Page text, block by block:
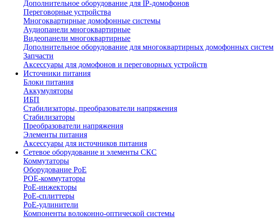
Дополнительное оборудование для IP-домофонов
Переговорные устройства
Многоквартирные домофонные системы
Аудиопанели многоквартирные
Видеопанели многоквартирные
Дополнительное оборудование для многоквартирных домофонных систем
Запчасти
Аксессуары для домофонов и переговорных устройств
Источники питания
Блоки питания
Аккумуляторы
ИБП
Стабилизаторы, преобразователи напряжения
Стабилизаторы
Преобразователи напряжения
Элементы питания
Аксессуары для источников питания
Сетевое оборудование и элементы СКС
Коммутаторы
Оборудование PoE
POE-коммутаторы
PoE-инжекторы
PoE-сплиттеры
PoE-удлинители
Компоненты волоконно-оптической системы